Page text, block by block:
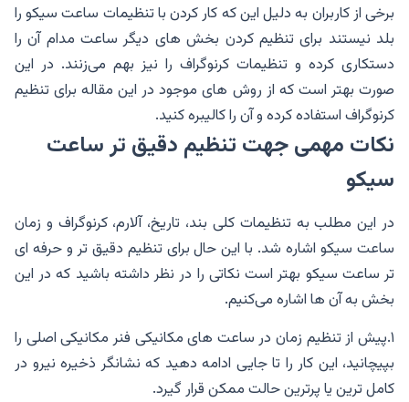
برخی از کاربران به دلیل این که کار کردن با تنظیمات ساعت سیکو را
بلد نیستند برای تنظیم کردن بخش های دیگر ساعت مدام آن را
دستکاری کرده و تنظیمات کرنوگراف را نیز بهم می‌زنند. در این
صورت بهتر است که از روش های موجود در این مقاله برای تنظیم
کرنوگراف استفاده کرده و آن را کالیبره کنید.
نکات مهمی جهت تنظیم دقیق تر ساعت
سیکو
در این مطلب به تنظیمات کلی بند، تاریخ، آلارم، کرنوگراف و زمان
ساعت سیکو اشاره شد. با این حال برای تنظیم دقیق تر و حرفه ای
تر ساعت سیکو بهتر است نکاتی را در نظر داشته باشید که در این
بخش به آن ها اشاره می‌کنیم.
۱.پیش از تنظیم زمان در ساعت های مکانیکی فنر مکانیکی اصلی را
بپیچانید، این کار را تا جایی ادامه دهید که نشانگر ذخیره نیرو در
کامل ترین یا پرترین حالت ممکن قرار گیرد.